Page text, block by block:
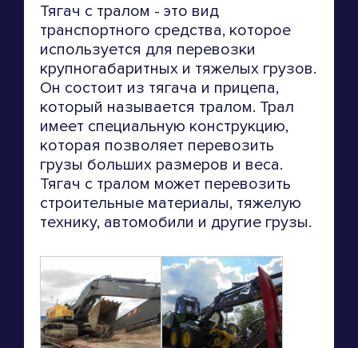
Тягач с тралом - это вид
транспортного средства, которое
используется для перевозки
крупногабаритных и тяжелых грузов.
Он состоит из тягача и прицепа,
который называется тралом. Трал
имеет специальную конструкцию,
которая позволяет перевозить
грузы больших размеров и веса.
Тягач с тралом может перевозить
строительные материалы, тяжелую
технику, автомобили и другие грузы.